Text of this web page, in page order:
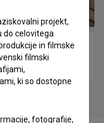
projekt,
do celovitega
in filmske
filmski
ki so dostopne
fotografije,